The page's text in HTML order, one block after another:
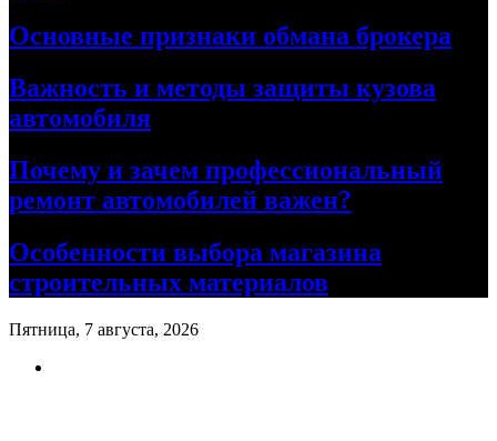
Основные признаки обмана брокера
Важность и методы защиты кузова
автомобиля
Почему и зачем профессиональный
ремонт автомобилей важен?
Особенности выбора магазина
строительных материалов
Пятница, 7 августа, 2026